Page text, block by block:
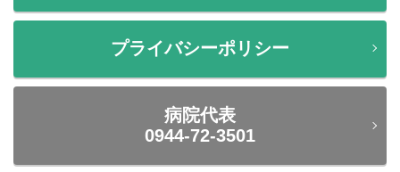
プライバシーポリシー
病院代表
0944-72-3501